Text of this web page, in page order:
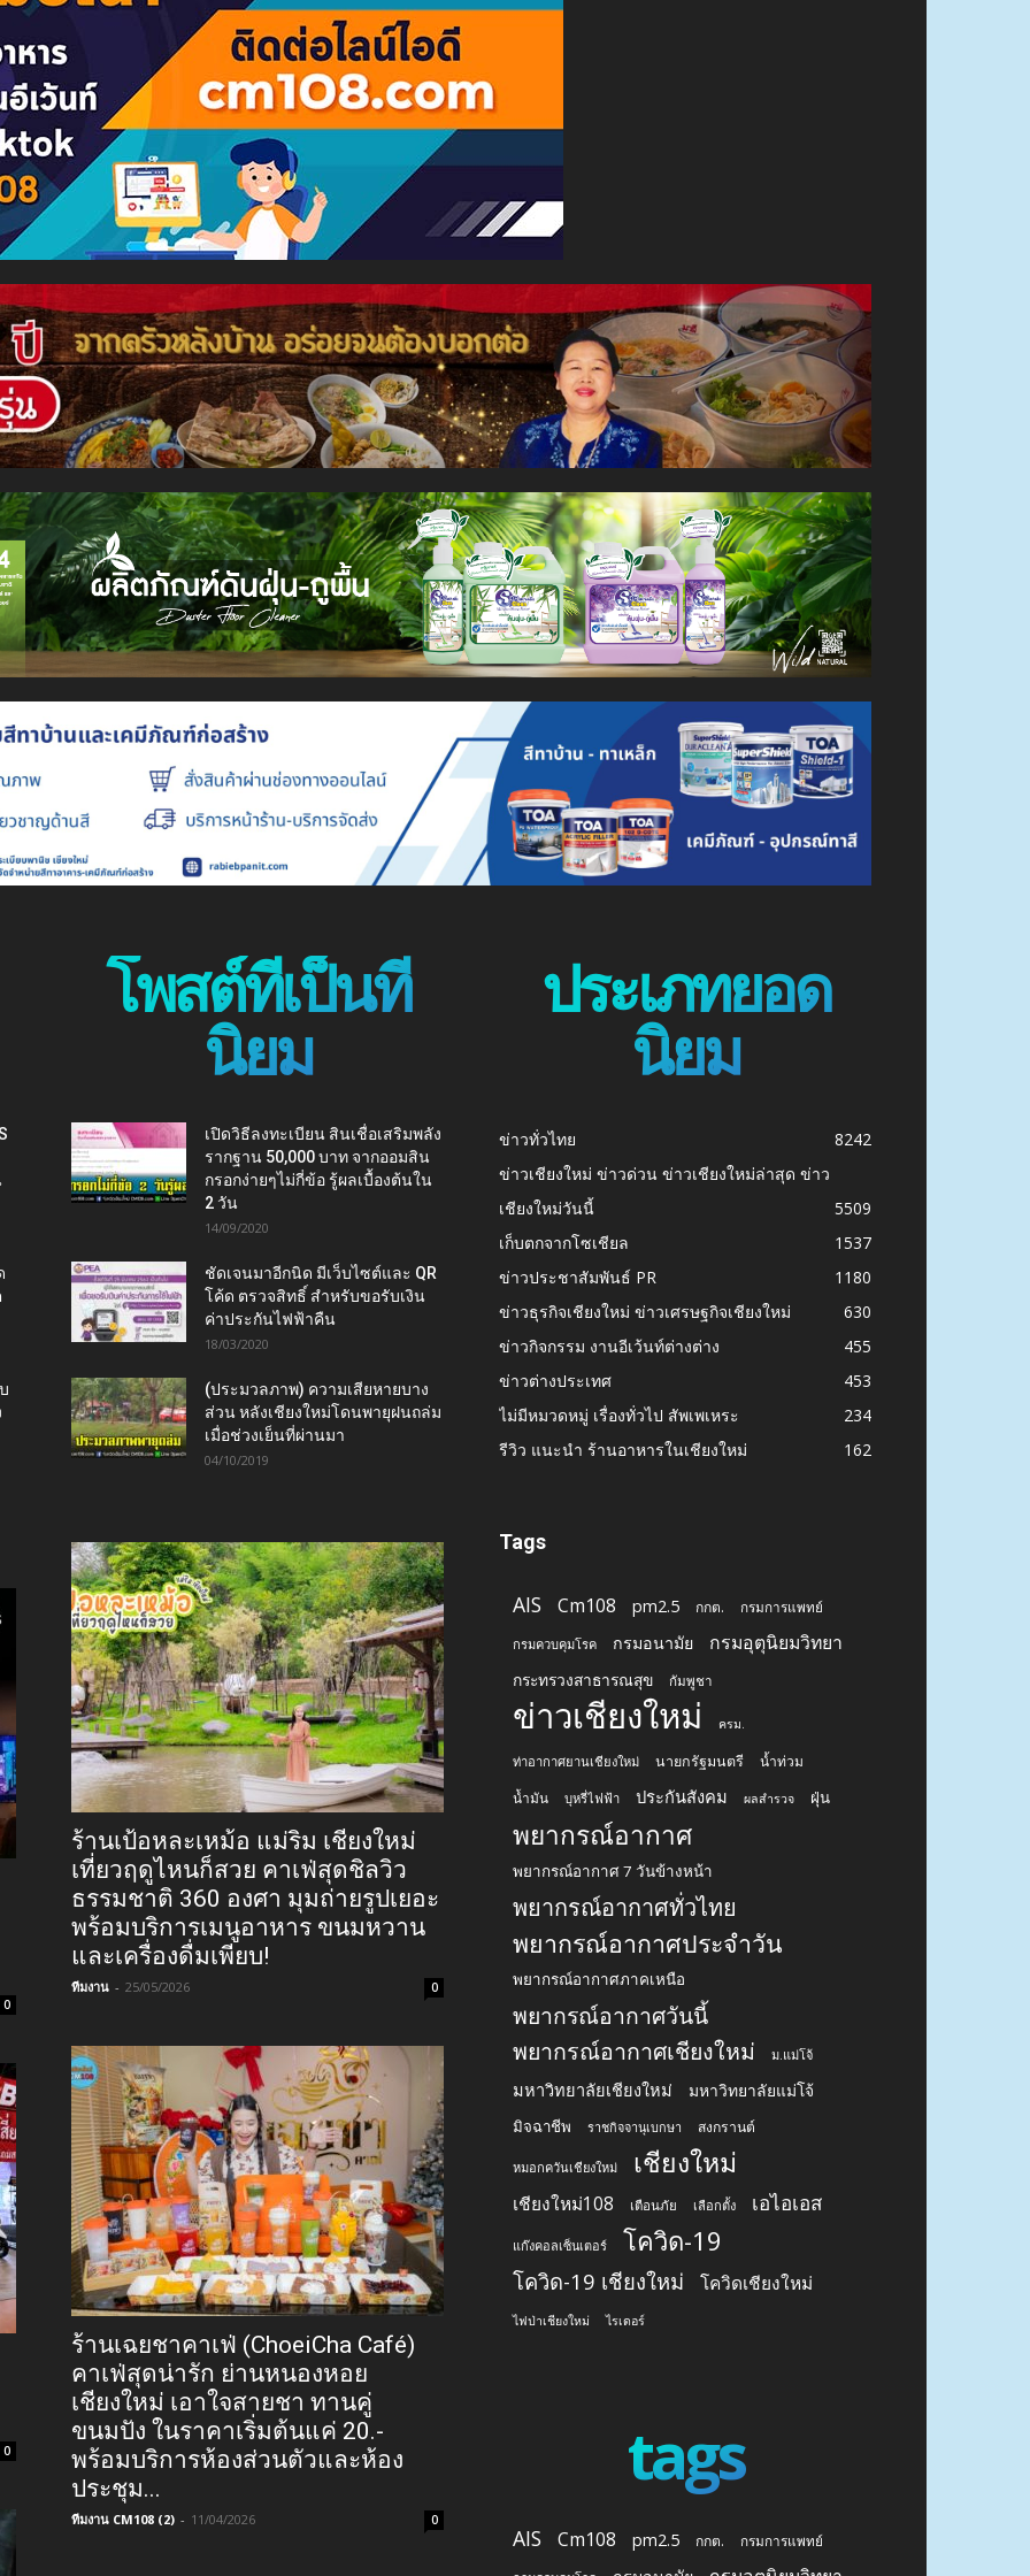
0
0
โพสต์ที่เป็นที่
นิยม
เปิดวิธีลงทะเบียน สินเชื่อเสริมพลัง
รากฐาน 50,000 บาท จากออมสิน
กรอกง่ายๆไม่กี่ข้อ รู้ผลเบื้องต้นใน
2 วัน
14/09/2020
ชัดเจนมาอีกนิด มีเว็บไซต์และ QR
โค้ด ตรวจสิทธิ์ สำหรับขอรับเงิน
ค่าประกันไฟฟ้าคืน
18/03/2020
(ประมวลภาพ) ความเสียหายบาง
ส่วน หลังเชียงใหม่โดนพายุฝนถล่ม
เมื่อช่วงเย็นที่ผ่านมา
04/10/2019
ร้านเป้อหละเหม้อ แม่ริม เชียงใหม่
เที่ยวฤดูไหนก็สวย คาเฟ่สุดชิลวิว
ธรรมชาติ 360 องศา มุมถ่ายรูปเยอะ
พร้อมบริการเมนูอาหาร ขนมหวาน
และเครื่องดื่มเพียบ!
ทีมงาน - 25/05/2026 0
ร้านเฉยชาคาเฟ่ (ChoeiCha Café)
คาเฟ่สุดน่ารัก ย่านหนองหอย
เชียงใหม่ เอาใจสายชา ทานคู่
ขนมปัง ในราคาเริ่มต้นแค่ 20.-
พร้อมบริการห้องส่วนตัวและห้อง
ประชุม...
ทีมงาน CM108 (2) - 11/04/2026 0
ประเภทยอด
นิยม
ข่าวทั่วไทย
8242
ข่าวเชียงใหม่ ข่าวด่วน ข่าวเชียงใหม่ล่าสุด ข่าว
เชียงใหม่วันนี้
5509
เก็บตกจากโซเชียล
1537
ข่าวประชาสัมพันธ์ PR
1180
ข่าวธุรกิจเชียงใหม่ ข่าวเศรษฐกิจเชียงใหม่
630
ข่าวกิจกรรม งานอีเว้นท์ต่างต่าง
455
ข่าวต่างประเทศ
453
ไม่มีหมวดหมู่ เรื่องทั่วไป สัพเพเหระ
234
รีวิว แนะนำ ร้านอาหารในเชียงใหม่
162
Tags
AIS Cm108 pm2.5 กกต. กรมการแพทย์
กรมควบคุมโรค กรมอนามัย กรมอุตุนิยมวิทยา
กระทรวงสาธารณสุข กัมพูชา
ข่าวเชียงใหม่ ครม.
ท่าอากาศยานเชียงใหม่ นายกรัฐมนตรี น้ำท่วม
น้ำมัน บุหรี่ไฟฟ้า ประกันสังคม ผลสำรวจ ฝุ่น
พยากรณ์อากาศ
พยากรณ์อากาศ 7 วันข้างหน้า
พยากรณ์อากาศทั่วไทย
พยากรณ์อากาศประจำวัน
พยากรณ์อากาศภาคเหนือ
พยากรณ์อากาศวันนี้
พยากรณ์อากาศเชียงใหม่
ม.แม่โจ้
มหาวิทยาลัยเชียงใหม่ มหาวิทยาลัยแม่โจ้
มิจฉาชีพ ราชกิจจานุเบกษา สงกรานต์
หมอกควันเชียงใหม่ เชียงใหม่
เชียงใหม่108 เตือนภัย เลือกตั้ง เอไอเอส
แก๊งคอลเซ็นเตอร์ โควิด-19
โควิด-19 เชียงใหม่ โควิดเชียงใหม่
ไฟป่าเชียงใหม่ ไรเดอร์
tags
AIS Cm108 pm2.5 กกต. กรมการแพทย์